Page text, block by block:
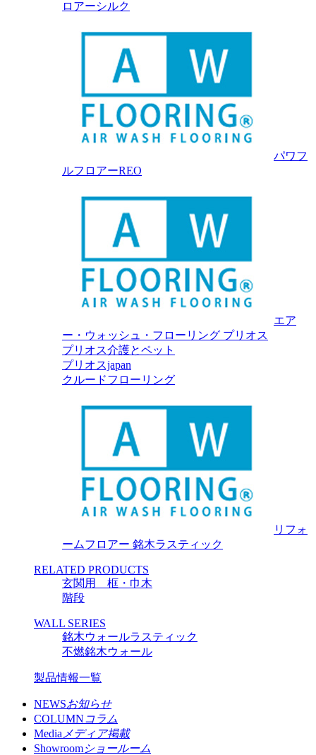
ロアーシルク
パワフ
ルフロアーREO
エア
ー・ウォッシュ・フローリング プリオス
プリオス介護とペット
プリオスjapan
クルードフローリング
リフォ
ームフロアー 銘木ラスティック
RELATED PRODUCTS
玄関用 框・巾木
階段
WALL SERIES
銘木ウォールラスティック
不燃銘木ウォール
製品情報一覧
NEWSお知らせ
COLUMNコラム
Media メディア掲載
Showroomショールーム